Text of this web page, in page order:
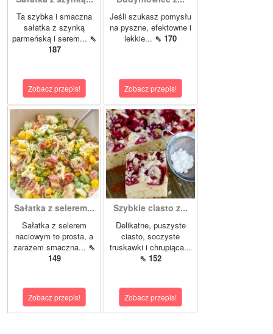
Ta szybka i smaczna
sałatka z szynką
parmeńską i serem... ⇖
187
Zobacz przepis!
Jeśli szukasz pomysłu
na pyszne, efektowne i
lekkie... ⇖ 170
Zobacz przepis!
Sałatka z selerem...
Sałatka z selerem
naciowym to prosta, a
zarazem smaczna... ⇖
149
Zobacz przepis!
Szybkie ciasto z...
Delikatne, puszyste
ciasto, soczyste
truskawki i chrupiąca...
⇖ 152
Zobacz przepis!